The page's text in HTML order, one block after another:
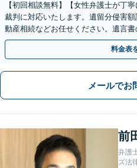
【初回相談無料】【女性弁護士が丁
裁判に対応いたします。遺留分侵害
動産相続などお任せください。遺言
ます【博多駅6分】
料金表
メールでお
前
弁護
ズ法